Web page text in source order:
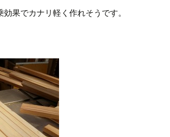
果でカナリ軽く作れそうです。